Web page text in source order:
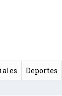
Deportes